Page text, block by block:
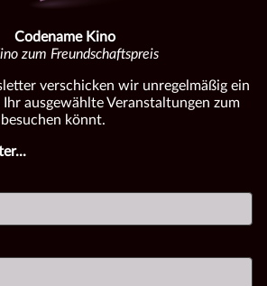
Codename Kino
zum Freundschaftspreis
verschicken wir unregelmäßig ein
ausgewählte Veranstaltungen zum
könnt.